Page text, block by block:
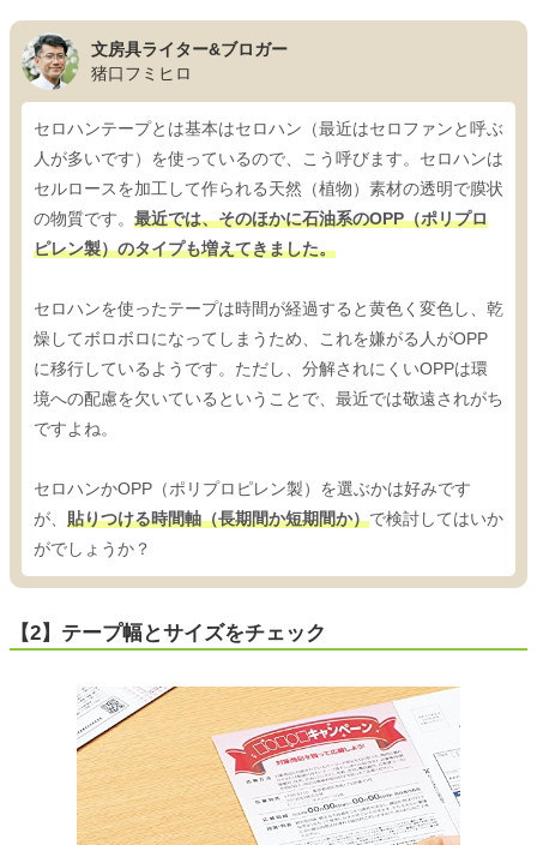
文房具ライター&ブロガー
猪口フミヒロ
セロハンテープとは基本はセロハン（最近はセロファンと呼ぶ
人が多いです）を使っているので、こう呼びます。セロハンは
セルロースを加工して作られる天然（植物）素材の透明で膜状
の物質です。 最近では、そのほかに石油系のOPP（ポリプロ
ピレン製）のタイプも増えてきました。
セロハンを使ったテープは時間が経過すると黄色く変色し、乾
燥してボロボロになってしまうため、これを嫌がる人がOPP
に移行しているようです。ただし、分解されにくいOPPは環
境への配慮を欠いているということで、最近では敬遠されがち
ですよね。
セロハンかOPP（ポリプロピレン製）を選ぶかは好みです
が、 貼りつける時間軸（長期間か短期間か）で検討してはいか
がでしょうか？
【2】テープ幅とサイズをチェック